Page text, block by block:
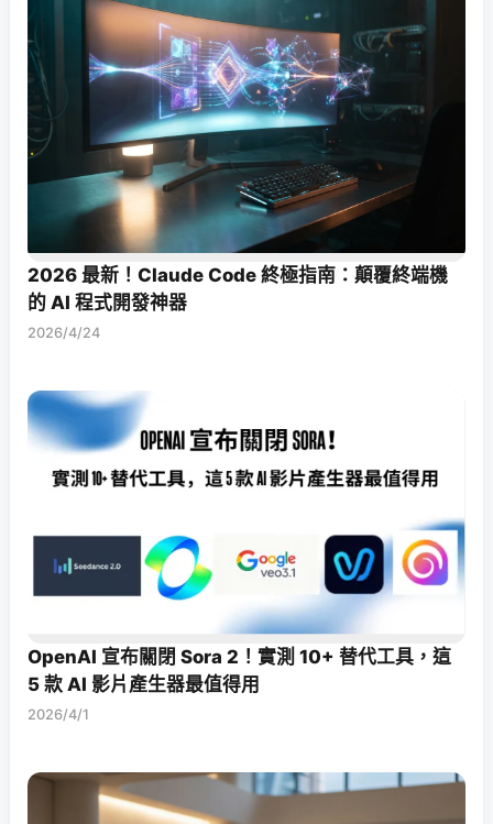
2026 最新！Claude Code 終極指南：顛覆終端機
的 AI 程式開發神器
2026/4/24
OpenAI 宣布關閉 Sora 2！實測 10+ 替代工具，這
5 款 AI 影片產生器最值得用
2026/4/1